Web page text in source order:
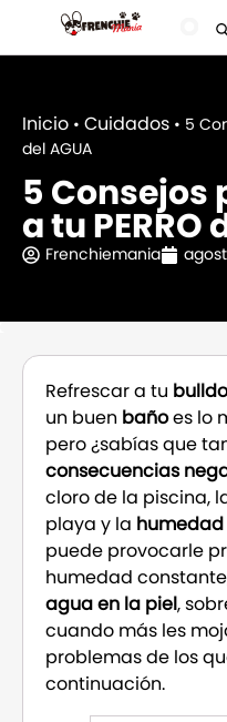
Inicio • Cuidados • 5
del AGUA
5 Consejos
a tu PERRO
Frenchiemania
Refrescar a tu
un buen bañoes lo
pero ¿sabías que
consecuencias
cloro de la piscina,
playa y la
puede provocarle
humedad
agua en la piel,
cuando más les
problemas de los
continuación.